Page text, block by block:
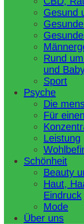
Gesund
Rund
und
Sport
Psyche
Die
Für
Leistung
Schönheit
Beauty
Haut,
Eindruck
Mode
Über uns